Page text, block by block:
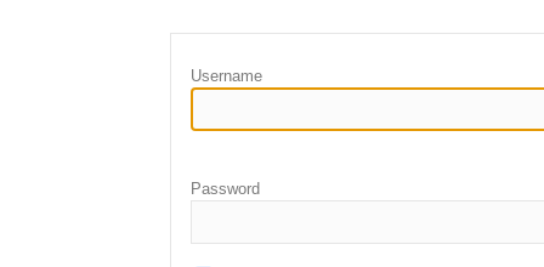
Username
Password